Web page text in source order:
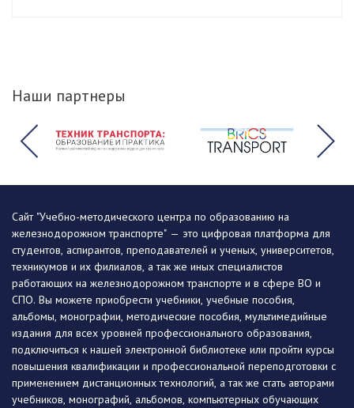
Наши партнеры
Сайт "Учебно-методического центра по образованию на
железнодорожном транспорте" — это цифровая платформа для
студентов, аспирантов, преподавателей и ученых, университетов,
техникумов и их филиалов, а так же иных специалистов
работающих на железнодорожном транспорте и в сфере ВО и
СПО. Вы можете приобрести учебники, учебные пособия,
альбомы, монографии, методические пособия, мультимедийные
издания для всех уровней профессионального образования,
подключиться к нашей электронной библиотеке или пройти курсы
повышения квалификации и профессиональной переподготовки с
применением дистанционных технологий, а так же стать авторами
учебников, монографий, альбомов, компьютерных обучающих